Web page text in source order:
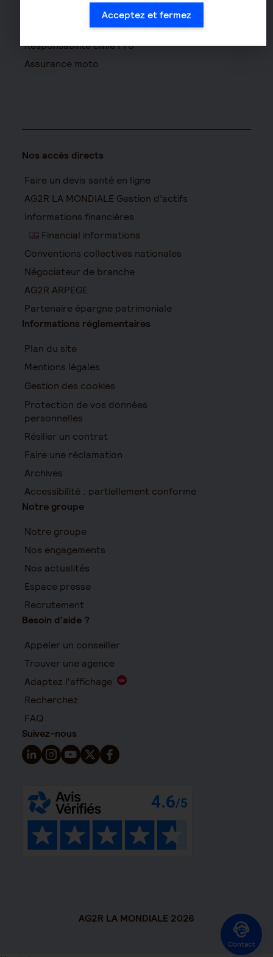
Contact
Assurance vélo
Responsabilité civile Pro
Assurance moto
Nos accès directs
Faire un devis santé en ligne
AG2R LA MONDIALE Gestion d’actifs
Informations financières
Financial informations
Conventions collectives nationales
Négociateur de branche
AG2R ARPEGE
Partenaire épargne patrimoniale
Informations réglementaires
Plan du site
Mentions légales
Gestion des cookies
Protection de vos données
personnelles
Résilier un contrat
Faire une réclamation
Archives
Accessibilité : partiellement conforme
Notre groupe
Notre groupe
Nos engagements
Nos actualités
Espace presse
Recrutement
Besoin d'aide ?
Appeler un conseiller
Trouver une agence
Adaptez l'affichage
Recherchez
FAQ
Suivez-nous
Suivez-nous sur LinkedIn - Nouvelle fenêtre
Suivez-nous sur Instagram - Nouvelle fenêtre
Suivez-nous sur YouTube - Nouvelle fenêtre
Suivez-nous sur X - Nouvelle fenêtre
Suivez-nous sur Facebook - Nouvelle
AG2R LA MONDIALE 2026
Acceptez et fermez